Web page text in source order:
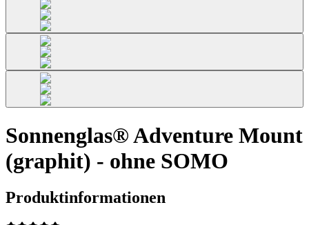
Sonnenglas® Adventure Mount
(graphit) - ohne SOMO
Produktinformationen